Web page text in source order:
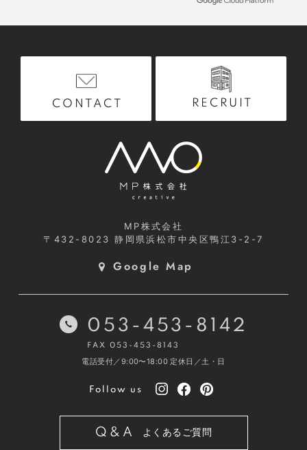
CONTACT RECRUIT
MP株式会社
〒432-8023静岡県浜松市中央区鴨江3-2-7
Google Map
053-453-8142
FAX 053-453-8143
電話受付／9:00〜18:00 定休日／土・日
Follow us
Q&A よくあるご質問